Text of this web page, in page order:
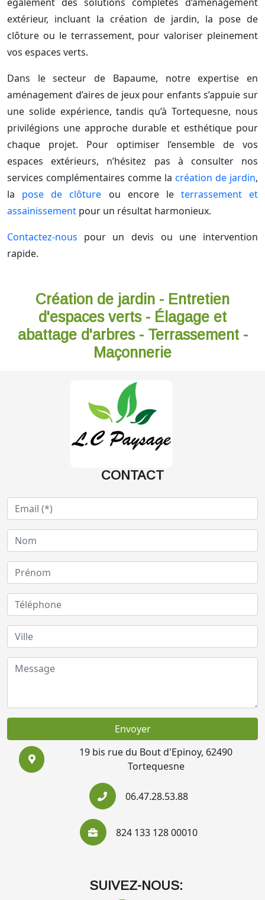
extérieur, incluant la création de jardin, la pose de
clôture ou le terrassement, pour valoriser pleinement
vos espaces verts.
Dans le secteur de Bapaume, notre expertise en
aménagement d’aires de jeux pour enfants s’appuie sur
une solide expérience, tandis qu’à Tortequesne, nous
privilégions une approche durable et esthétique pour
chaque projet. Pour optimiser l’ensemble de vos
espaces extérieurs, n’hésitez pas à consulter nos
services complémentaires comme la création de jardin,
la pose de clôture ou encore le terrassement et
assainissement pour un résultat harmonieux.
Contactez-nous pour un devis ou une intervention
rapide.
Création de jardin - Entretien
d'espaces verts - Élagage et
abattage d'arbres - Terrassement -
Maçonnerie
CONTACT
Envoyer
19 bis rue du Bout d'Epinoy, 62490
Tortequesne
06.47.28.53.88
824 133 128 00010
SUIVEZ-NOUS: